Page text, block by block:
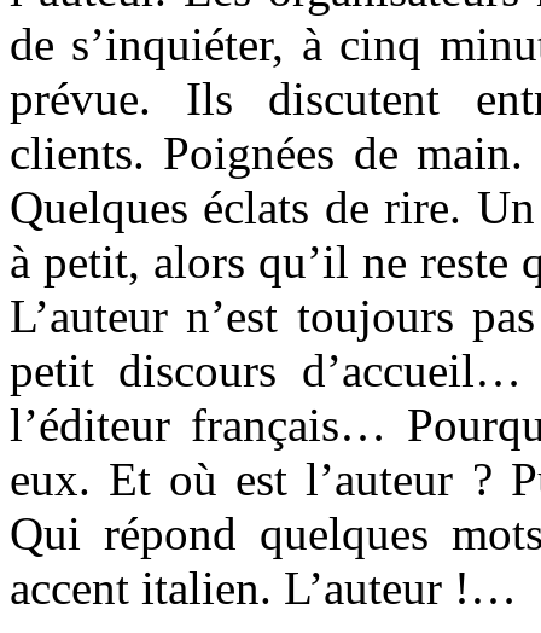
de s’inquiéter, à cinq
prévue. Ils discutent
clients. Poignées de main.
Quelques éclats de rire.
à petit, alors qu’il ne reste
L’auteur n’est toujours
petit discours d’accueil…
l’éditeur français…
eux. Et où est l’auteur ?
Qui répond quelques
accent italien. L’auteur !…